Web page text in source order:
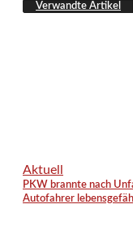
Verwandte Artikel
Aktuell
PKW brannte nach
Autofahrer